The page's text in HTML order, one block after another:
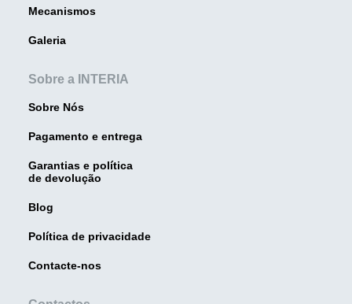
Mecanismos
Galeria
Sobre a INTERIA
Sobre Nós
Pagamento e entrega
Garantias e política
de devolução
Blog
Política de privacidade
Contacte-nos